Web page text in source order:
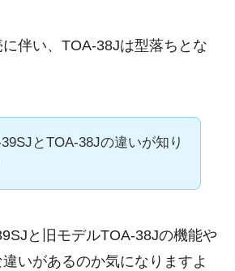
伴い、 TOA-38Jは型落ちとな
とTOA-38Jの違いが知り
と旧モデルTOA-38Jの機能や
いがあるのか気になりますよ